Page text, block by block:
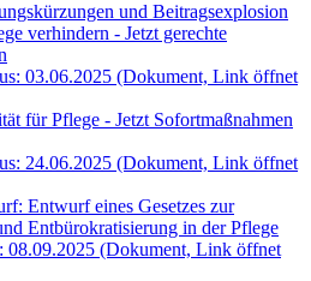
und Beitragsexplosion
verhindern - Jetzt gerechte
03.06.2025 (Dokument, Link öffnet
für Pflege - Jetzt Sofortmaßnahmen
24.06.2025 (Dokument, Link öffnet
Entwurf eines Gesetzes zur
Entbürokratisierung in der Pflege
(Dokument, Link öffnet